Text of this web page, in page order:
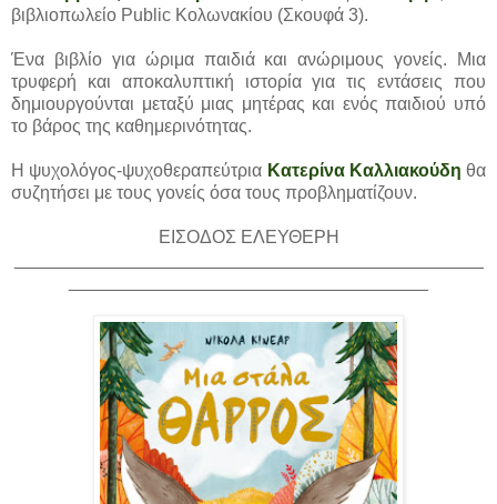
βιβλιοπωλείο Public Κολωνακίου (Σκουφά 3).
Ένα βιβλίο για ώριμα παιδιά και ανώριμους γονείς. Μια
τρυφερή και αποκαλυπτική ιστορία για τις εντάσεις που
δημιουργούνται μεταξύ μιας μητέρας και ενός παιδιού υπό
το βάρος της καθημερινότητας.
Η ψυχολόγος-ψυχοθεραπεύτρια Κατερίνα Καλλιακούδη θα
συζητήσει με τους γονείς όσα τους προβληματίζουν.
ΕΙΣΟΔΟΣ ΕΛΕΥΘΕΡΗ